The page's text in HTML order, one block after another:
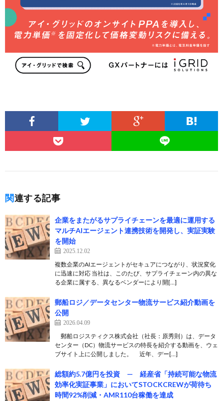
関連する記事
企業をまたがるサプライチェーンを最適に運用する
マルチAIエージェント連携技術を開発し、実証実験
を開始
2025.12.02
複数企業のAIエージェントがセキュアにつながり、状況変化
に迅速に対応 当社は、このたび、サプライチェーン内の異な
る企業に属する、異なるベンダーにより開[…]
郵船ロジ／データセンター物流サービス紹介動画を
公開
2026.04.09
郵船ロジスティクス株式会社（社長：原秀則）は、データ
センター（DC）物流サービスの特長を紹介する動画を、ウェ
ブサイト上に公開しました。 近年、デー[…]
総額約5.7億円を投資 — 経産省「持続可能な物流
効率化実証事業」においてSTOCKCREWが荷待ち
時間92%削減・AMR110台稼働を達成